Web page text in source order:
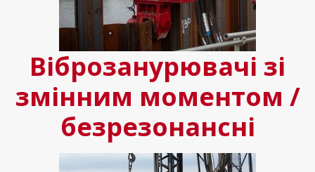
Віброзанурювачі зі
змінним моментом /
безрезонансні